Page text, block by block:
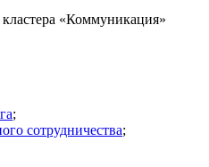
«Коммуникация»
;
сотрудничества;